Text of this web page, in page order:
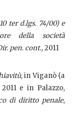
ter d.lgs. 74/00) e
della società
pen. cont., 2011
, in Viganò (a
e in Palazzo,
di diritto penale,